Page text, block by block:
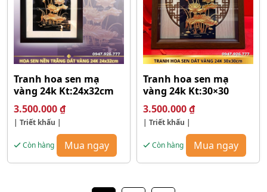
Tranh hoa sen mạ
vàng 24k Kt:24x32cm
3.500.000₫
| Triết khấu |
Còn hàng Mua ngay
Tranh hoa sen mạ
vàng 24k Kt:30×30
3.500.000₫
| Triết khấu |
Còn hàng Mua ngay